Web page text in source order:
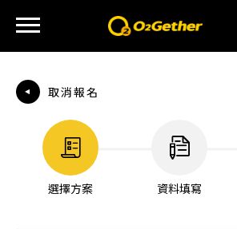
取消報名
選擇方案 資料填寫